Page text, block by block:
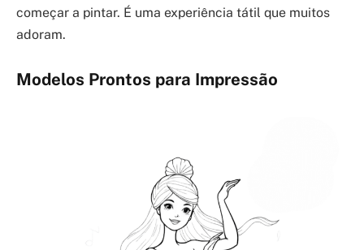
começar a pintar. É uma experiência tátil que muitos
adoram.
Modelos Prontos para Impressão